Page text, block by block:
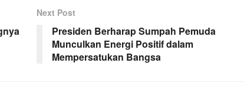
Next Post
Presiden Berharap Sumpah Pemuda
Munculkan Energi Positif dalam
Mempersatukan Bangsa